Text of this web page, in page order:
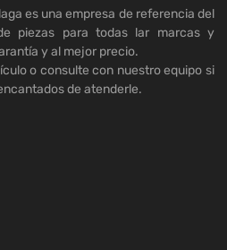
es una empresa de referencia del
piezas para todas lar marcas y
y al mejor precio.
o consulte con nuestro equipo si
de atenderle.